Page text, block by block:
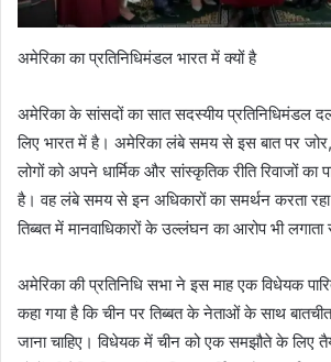
अमेरिका का प्रतिनिधिमंडल भारत में क्यों है
अमेरिका के सांसदों का सात सदस्यीय प्रतिनिधिमंडल
लिए भारत में है। अमेरिका लंबे समय से इस बात पर जोर,
लोगों को अपने धार्मिक और सांस्कृतिक रीति रिवाजों
है। वह लंबे समय से इन अधिकारों का समर्थन करता
तिब्बत में मानवाधिकारों के उल्लंघन का आरोप भी लगाता
अमेरिका की प्रतिनिधि सभा ने इस माह एक विधेयक
कहा गया है कि चीन पर तिब्बत के नेताओं के साथ
जाना चाहिए। विधेयक में चीन को एक समझौते के लिए